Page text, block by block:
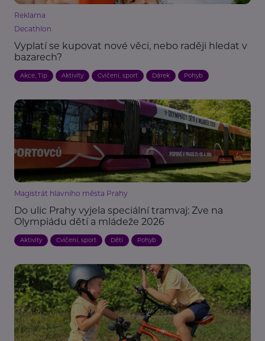
Reklama
Decathlon
Vyplatí se kupovat nové věci, nebo raději hledat v
bazarech?
Akce, Tip Aktivity Cvičení, sport Dárek Pohyb
Magistrát hlavního města Prahy
Do ulic Prahy vyjela speciální tramvaj: Zve na
Olympiádu dětí a mládeže 2026
Aktivity Cvičení, sport Děti Pohyb